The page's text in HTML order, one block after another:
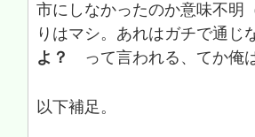
市にしなかったのか意味不明
りはマシ。あれはガチで通じ
よ？
って言われる、てか俺
以下補足。